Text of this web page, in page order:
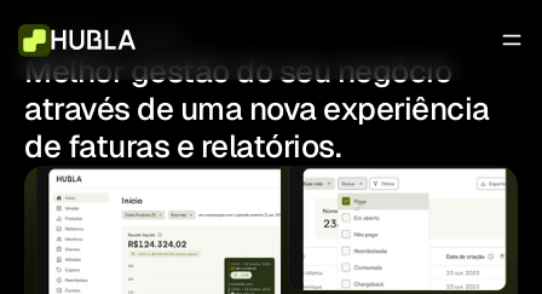
13 de dez. de 2023
Melhor gestão do seu negócio
através de uma nova experiência
de faturas e relatórios.